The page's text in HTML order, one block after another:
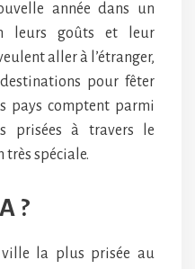
année dans un
leurs goûts et leur
aller à l’étranger,
pour fêter
pays comptent parmi
prisées à travers le
très spéciale.
?
la plus prisée au